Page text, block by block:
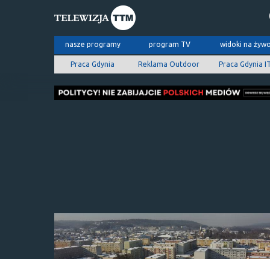
nasze programy program TV widoki na
Praca Gdynia Reklama Outdoor Praca Gdynia